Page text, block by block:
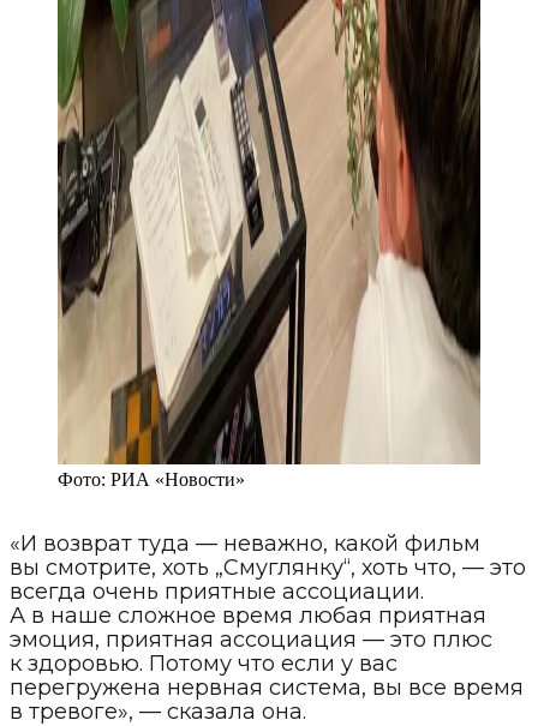
Фото: РИА «Новости»
«И возврат туда — неважно, какой фильм
вы смотрите, хоть „Смуглянку“, хоть что, — это
всегда очень приятные ассоциации.
А в наше сложное время любая приятная
эмоция, приятная ассоциация — это плюс
к здоровью. Потому что если у вас
перегружена нервная система, вы все время
в тревоге», — сказала она.